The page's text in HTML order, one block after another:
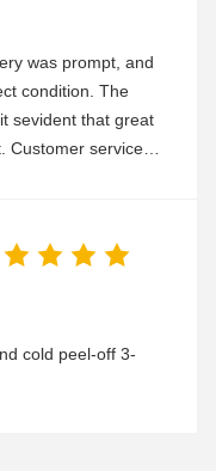
was prompt, and
condition. The
sevident that great
Customer service
cold peel-off 3-